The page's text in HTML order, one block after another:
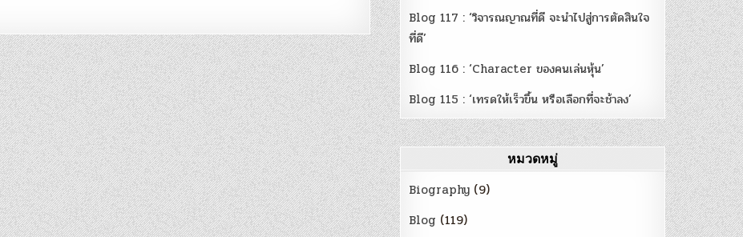
–
ทำ
อย่างไร
ให้
เจ็บ
ตัว
น้อย
ช่วง
ตลาด
ผันผวน
สูง
Blog 117 : ‘วิจารณญาณที่ดี จะนำไปสู่การตัดสินใจ
ที่ดี’
Blog 116 : ‘Character ของคนเล่นหุ้น’
Blog 115 : ‘เทรดให้เร็วขึ้น หรือเลือกที่จะช้าลง’
หมวดหมู่
Biography (9)
Blog (119)